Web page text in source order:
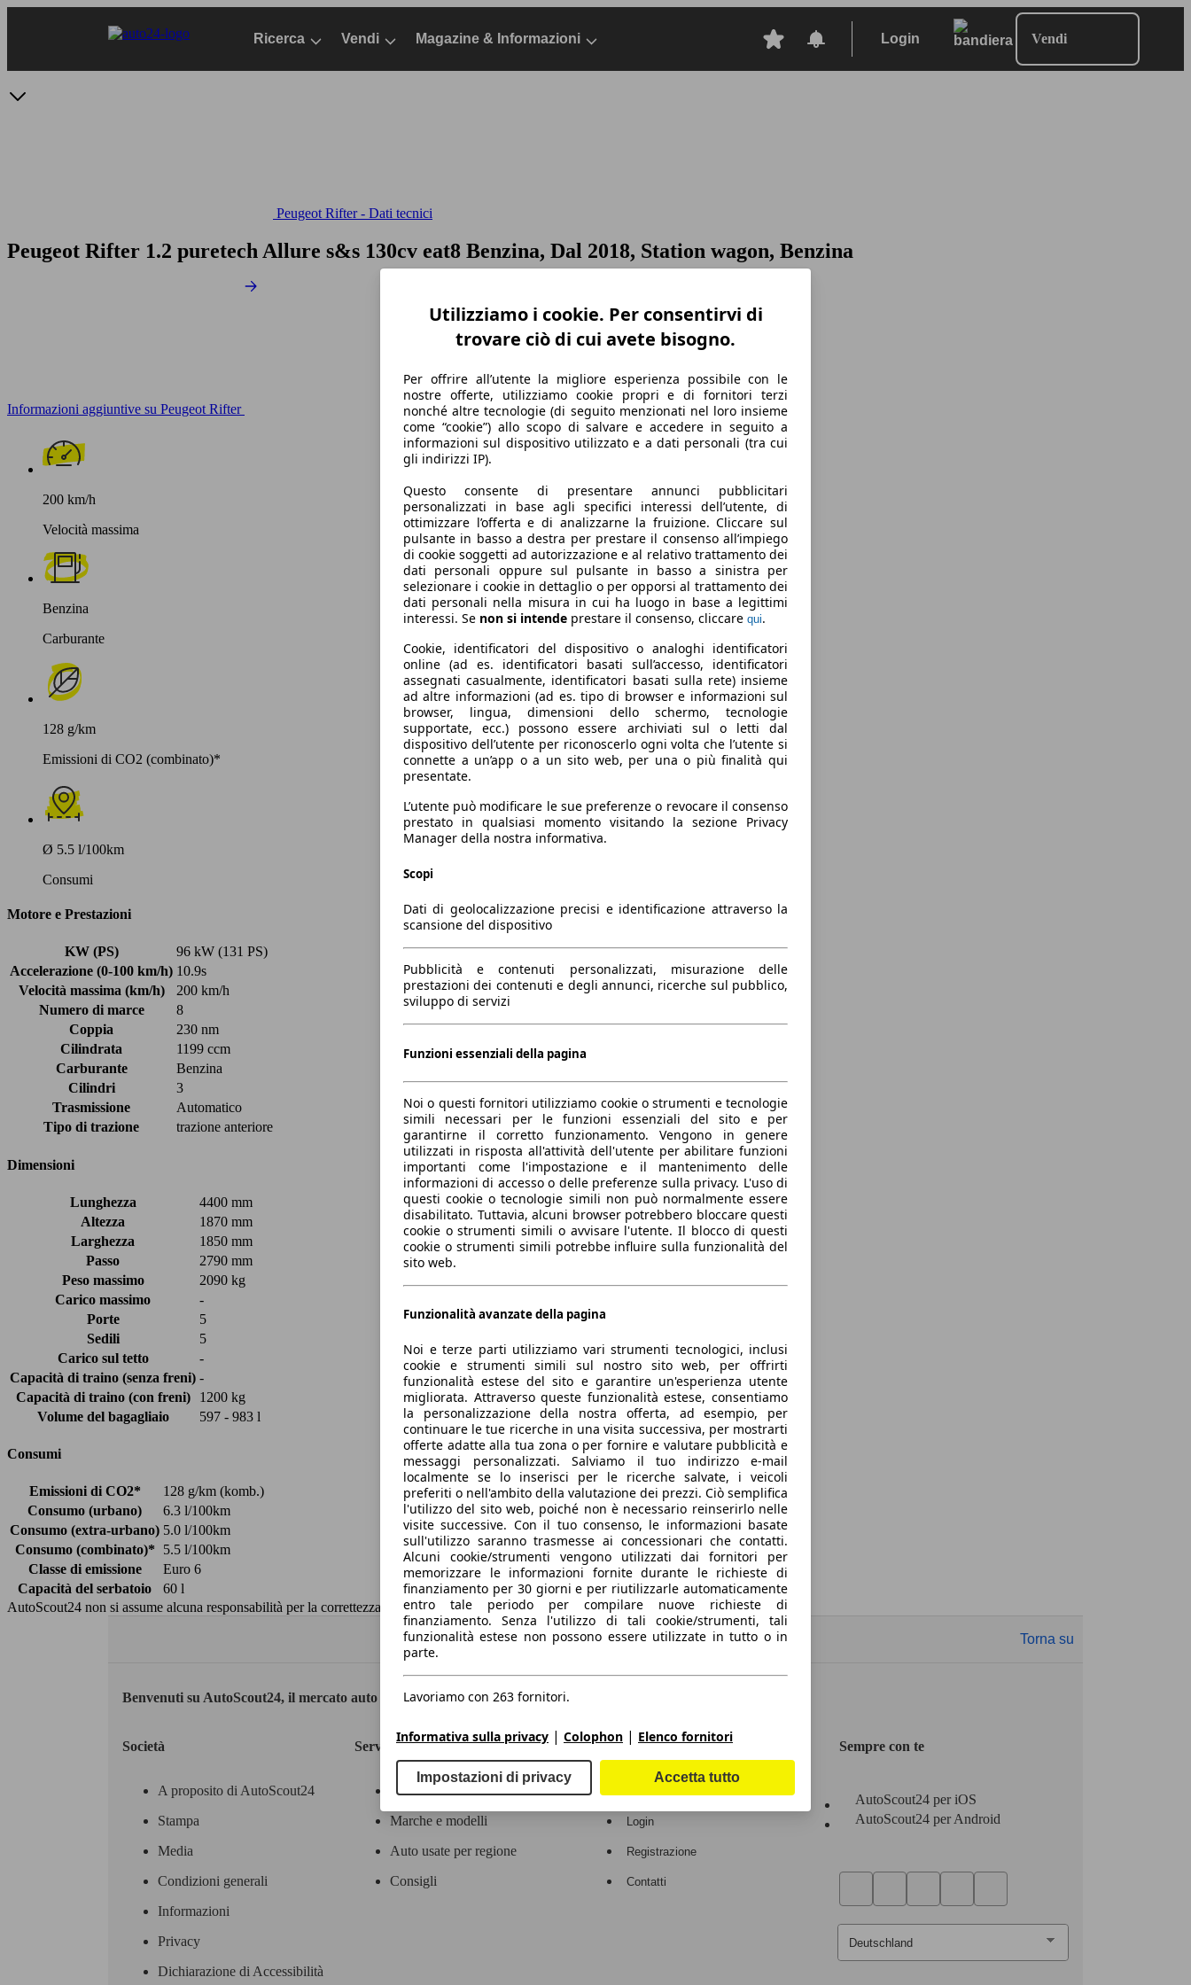
Ricerca Vendi Magazine & Informazioni Login Vendi
Peugeot Rifter - Dati tecnici
Peugeot Rifter 1.2 puretech Allure s&s 130cv eat8 Benzina, Dal 2018, Station wagon, Benzina
Informazioni aggiuntive su Peugeot Rifter
200 km/h
Velocità massima
Benzina
Carburante
128 g/km
Emissioni di CO2 (combinato)*
Ø 5.5 l/100km
Consumi
Motore e Prestazioni
KW (PS)
96 kW (131 PS)
Accelerazione (0-100 km/h) 10.9s
Velocità massima (km/h)
200 km/h
Numero di marce
8
Coppia
230 nm
Cilindrata
1199 ccm
Carburante
Benzina
Cilindri
3
Trasmissione
Automatico
Tipo di trazione
trazione anteriore
Dimensioni
Lunghezza
4400 mm
Altezza
1870 mm
Larghezza
1850 mm
Passo
2790 mm
Peso massimo
2090 kg
Carico massimo
-
Porte
5
Sedili
5
Carico sul tetto
-
Capacità di traino (senza freni) -
Capacità di traino (con freni)
1200 kg
Volume del bagagliaio
597 - 983 l
Consumi
Emissioni di CO2*
128 g/km (komb.)
Consumo (urbano)
6.3 l/100km
Consumo (extra-urbano) 5.0 l/100km
Consumo (combinato)*
5.5 l/100km
Classe di emissione
Euro 6
Capacità del serbatoio
60 l
AutoScout24 non si assume alcuna responsabilità per la correttezza dei dati.
Torna su
Benvenuti su AutoScout24, il mercato auto europeo.
Società
A proposito di AutoScout24
Stampa
Media
Condizioni generali
Informazioni
Privacy
Dichiarazione di Accessibilità
Servizi
Contatti
Marche e modelli
Auto usate per regione
Consigli
Area rivenditori
Login
Registrazione
Contatti
Sempre con te
AutoScout24 per iOS
AutoScout24 per Android
Utilizziamo i cookie. Per consentirvi di
trovare ciò di cui avete bisogno.
Per offrire all’utente la migliore esperienza possibile con le
nostre offerte, utilizziamo cookie propri e di fornitori terzi
nonché altre tecnologie (di seguito menzionati nel loro insieme
come “cookie”) allo scopo di salvare e accedere in seguito a
informazioni sul dispositivo utilizzato e a dati personali (tra cui
gli indirizzi IP).
Questo consente di presentare annunci pubblicitari
personalizzati in base agli specifici interessi dell’utente, di
ottimizzare l’offerta e di analizzarne la fruizione. Cliccare sul
pulsante in basso a destra per prestare il consenso all’impiego
di cookie soggetti ad autorizzazione e al relativo trattamento dei
dati personali oppure sul pulsante in basso a sinistra per
selezionare i cookie in dettaglio o per opporsi al trattamento dei
dati personali nella misura in cui ha luogo in base a legittimi
interessi. Se non si intende prestare il consenso, cliccare qui.
Cookie, identificatori del dispositivo o analoghi identificatori
online (ad es. identificatori basati sull’accesso, identificatori
assegnati casualmente, identificatori basati sulla rete) insieme
ad altre informazioni (ad es. tipo di browser e informazioni sul
browser, lingua, dimensioni dello schermo, tecnologie
supportate, ecc.) possono essere archiviati sul o letti dal
dispositivo dell’utente per riconoscerlo ogni volta che l’utente si
connette a un’app o a un sito web, per una o più finalità qui
presentate.
L’utente può modificare le sue preferenze o revocare il consenso
prestato in qualsiasi momento visitando la sezione Privacy
Manager della nostra informativa.
Scopi
Dati di geolocalizzazione precisi e identificazione attraverso la
scansione del dispositivo
Pubblicità e contenuti personalizzati, misurazione delle
prestazioni dei contenuti e degli annunci, ricerche sul pubblico,
sviluppo di servizi
Funzioni essenziali della pagina
Noi o questi fornitori utilizziamo cookie o strumenti e tecnologie
simili necessari per le funzioni essenziali del sito e per
garantirne il corretto funzionamento. Vengono in genere
utilizzati in risposta all'attività dell'utente per abilitare funzioni
importanti come l'impostazione e il mantenimento delle
informazioni di accesso o delle preferenze sulla privacy. L'uso di
questi cookie o tecnologie simili non può normalmente essere
disabilitato. Tuttavia, alcuni browser potrebbero bloccare questi
cookie o strumenti simili o avvisare l'utente. Il blocco di questi
cookie o strumenti simili potrebbe influire sulla funzionalità del
sito web.
Funzionalità avanzate della pagina
Noi e terze parti utilizziamo vari strumenti tecnologici, inclusi
cookie e strumenti simili sul nostro sito web, per offrirti
funzionalità estese del sito e garantire un'esperienza utente
migliorata. Attraverso queste funzionalità estese, consentiamo
la personalizzazione della nostra offerta, ad esempio, per
continuare le tue ricerche in una visita successiva, per mostrarti
offerte adatte alla tua zona o per fornire e valutare pubblicità e
messaggi personalizzati. Salviamo il tuo indirizzo e-mail
localmente se lo inserisci per le ricerche salvate, i veicoli
preferiti o nell'ambito della valutazione dei prezzi. Ciò semplifica
l'utilizzo del sito web, poiché non è necessario reinserirlo nelle
visite successive. Con il tuo consenso, le informazioni basate
sull'utilizzo saranno trasmesse ai concessionari che contatti.
Alcuni cookie/strumenti vengono utilizzati dai fornitori per
memorizzare le informazioni fornite durante le richieste di
finanziamento per 30 giorni e per riutilizzarle automaticamente
entro tale periodo per compilare nuove richieste di
finanziamento. Senza l'utilizzo di tali cookie/strumenti, tali
funzionalità estese non possono essere utilizzate in tutto o in
parte.
Lavoriamo con 263 fornitori.
Informativa sulla privacy | Colophon | Elenco fornitori
Impostazioni di privacy Accetta tutto